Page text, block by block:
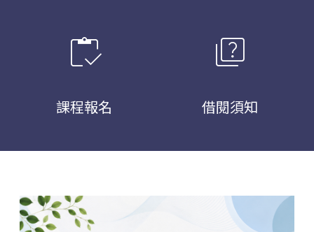
inventory
課程報名
quiz
借閱須知